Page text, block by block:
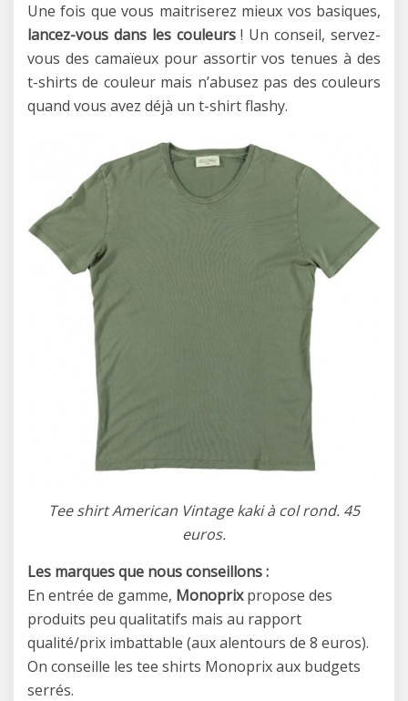
Une fois que vous maitriserez mieux vos basiques,
lancez-vous dans les couleurs! Un conseil, servez-
vous des camaïeux pour assortir vos tenues à des
t-shirts de couleur mais n’abusez pas des couleurs
quand vous avez déjà un t-shirt flashy.
Tee shirt American Vintage kaki à col rond. 45
euros.
Les marques que nous conseillons :
En entrée de gamme, Monoprixpropose des
produits peu qualitatifs mais au rapport
qualité/prix imbattable (aux alentours de 8 euros).
On conseille les tee shirts Monoprix aux budgets
serrés.